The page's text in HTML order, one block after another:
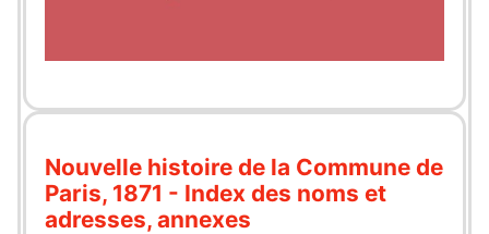
Nouvelle histoire de la Commune de
Paris, 1871 - Index des noms et
adresses, annexes